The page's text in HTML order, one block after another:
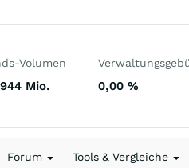
Volumen
Mio. 0,00 %
Forum Tools & Vergleiche